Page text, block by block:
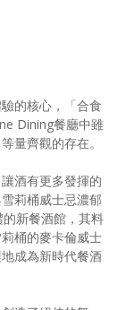
的核心，「合食
Dining餐廳中雖
量齊觀的存在。
酒有更多發揮的
莉桶威士忌濃郁
新餐酒館，其料
桶的麥卡倫威士
成為新時代餐酒